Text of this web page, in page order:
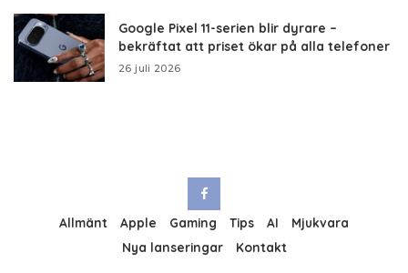
Google Pixel 11-serien blir dyrare –
bekräftat att priset ökar på alla telefoner
26 juli 2026
Allmänt Apple Gaming Tips AI
Mjukvara
Nya lanseringar
Kontakt